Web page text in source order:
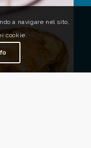
a navigare nel sito,
cookie.